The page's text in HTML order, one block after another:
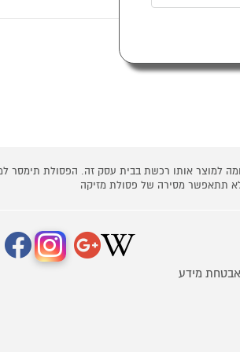
למוצר אותו רכשת בבית עסק זה. הפסולת תימסר
תתאפשר מסירה של פסולת מזיקה
מידע